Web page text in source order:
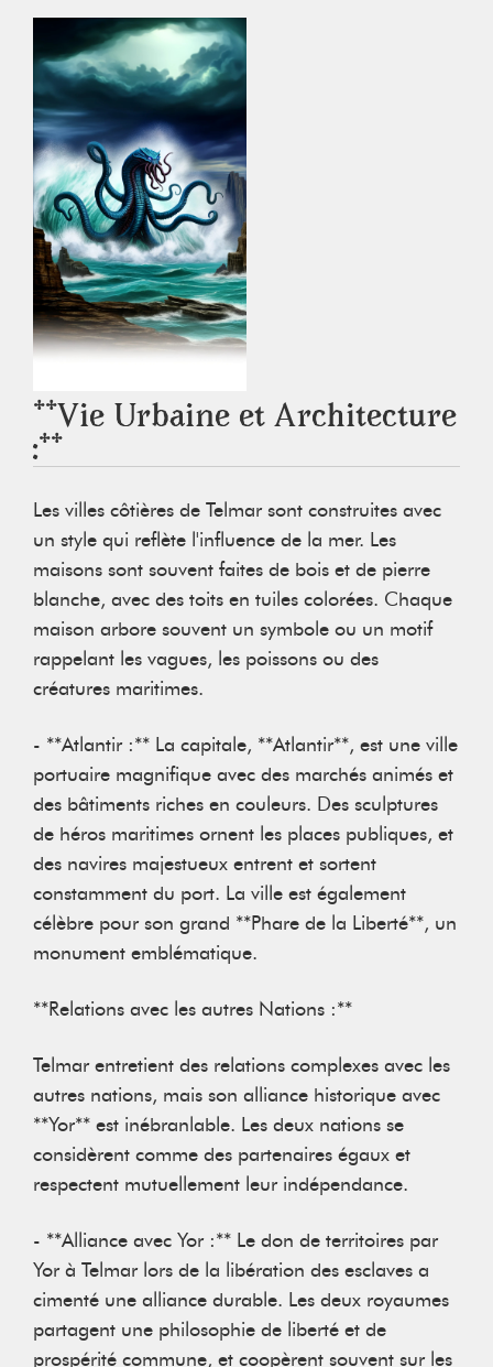
**Vie Urbaine et Architecture
:**
Les villes côtières de Telmar sont construites avec
un style qui reflète l'influence de la mer. Les
maisons sont souvent faites de bois et de pierre
blanche, avec des toits en tuiles colorées. Chaque
maison arbore souvent un symbole ou un motif
rappelant les vagues, les poissons ou des
créatures maritimes.
- **Atlantir :** La capitale, **Atlantir**, est une ville
portuaire magnifique avec des marchés animés et
des bâtiments riches en couleurs. Des sculptures
de héros maritimes ornent les places publiques, et
des navires majestueux entrent et sortent
constamment du port. La ville est également
célèbre pour son grand **Phare de la Liberté**, un
monument emblématique.
**Relations avec les autres Nations :**
Telmar entretient des relations complexes avec les
autres nations, mais son alliance historique avec
**Yor** est inébranlable. Les deux nations se
considèrent comme des partenaires égaux et
respectent mutuellement leur indépendance.
- **Alliance avec Yor :** Le don de territoires par
Yor à Telmar lors de la libération des esclaves a
cimenté une alliance durable. Les deux royaumes
partagent une philosophie de liberté et de
prospérité commune, et coopèrent souvent sur les